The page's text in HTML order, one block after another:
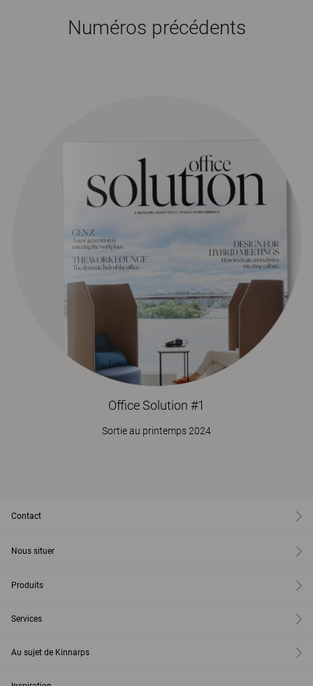
Numéros précédents
Office Solution #1
Sortie au printemps 2024
Contact
Nous situer
Produits
Services
Au sujet de Kinnarps